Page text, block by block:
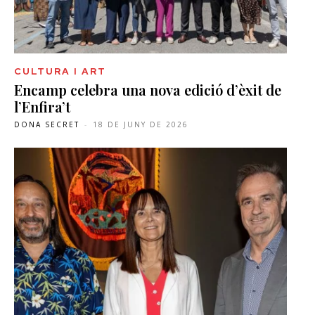
CULTURA I ART
Encamp celebra una nova edició d’èxit de
l’Enfira’t
DONA SECRET - 18 DE JUNY DE 2026